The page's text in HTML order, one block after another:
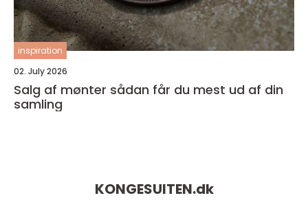
inspiration
02. July 2026
Salg af mønter sådan får du mest ud af din
samling
KONGESUITEN.dk